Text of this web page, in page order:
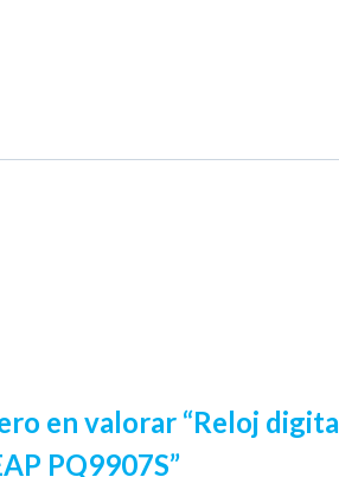
en valorar “Reloj
PQ9907S”